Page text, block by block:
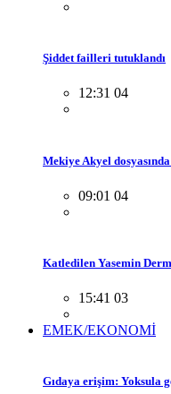
Şiddet failleri tutuklandı
12:31 04
Mekiye Akyel dosyasında
09:01 04
Katledilen Yasemin
15:41 03
EMEK/EKONOMİ
Gıdaya erişim: Yoksula